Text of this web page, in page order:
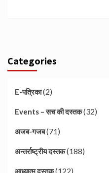
Categories
E-पत्रिका(2)
Events – सच की दस्तक(32)
अजब-गजब(71)
अन्तर्राष्ट्रीय दस्तक(188)
आध्यात्म दस्तक(122)